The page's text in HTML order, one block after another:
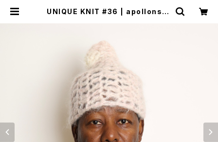
UNIQUE KNIT #36 | apollonsto